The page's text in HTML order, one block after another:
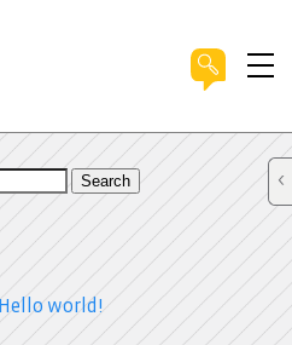
Search
Hello world!